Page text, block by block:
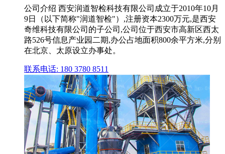
公司介绍 西安润道智检科技有限公司成立于2010年10月
9日（以下简称"润道智检"）,注册资本2300万元,是西安
奇维科技有限公司的子公司,公司位于西安市高新区西太
路526号信息产业园二期,办公占地面积800余平方米,分别
在北京、太原设立办事处。
联系电话: 180 3780 8511